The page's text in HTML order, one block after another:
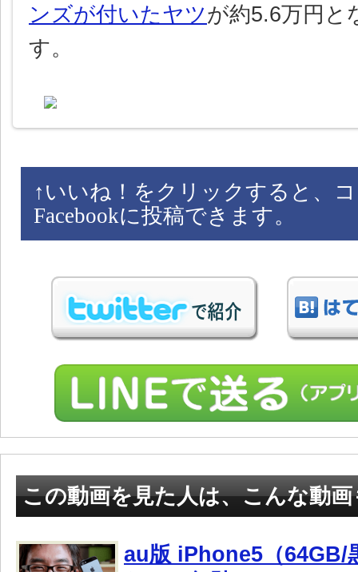
ンズが付いたヤツが約5.6万円と
す。
↑ いいね！をクリックすると、
Facebookに投稿できます。
この動画を見た人は、こんな動
au版 iPhone5（64GB/